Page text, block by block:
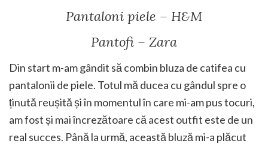
Pantaloni piele – H&M
Pantofi – Zara
Din start m-am gândit să combin bluza de catifea cu
pantalonii de piele. Totul mă ducea cu gândul spre o
ținută reușită și în momentul în care mi-am pus tocuri,
am fost și mai încrezătoare că acest outfit este de un
real succes. Până la urmă, această bluză mi-a plăcut